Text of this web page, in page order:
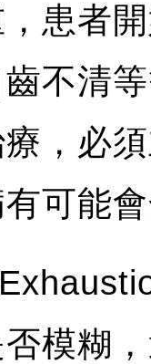
患者
不清
，必
可能
模糊